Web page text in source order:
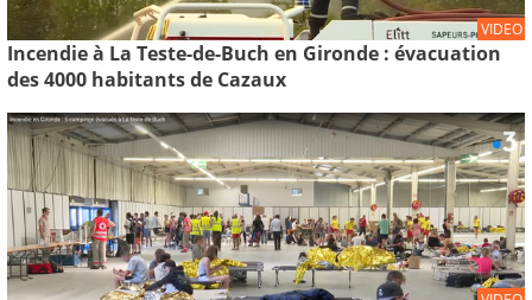
VIDEO
Incendie à La Teste-de-Buch en Gironde : évacuation
des 4000 habitants de Cazaux